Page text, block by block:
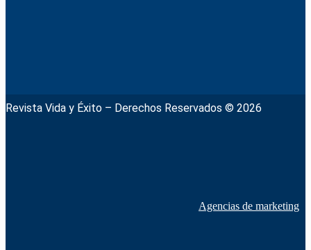
Revista Vida y Éxito – Derechos Reservados © 2026
Agencias de marketing